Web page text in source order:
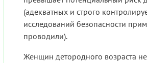
(адекватных и строго
исследований безопасности
проводили).
Женщин детородного возраста